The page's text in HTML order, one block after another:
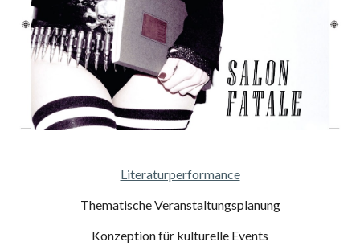
Literaturperformance
Thematische Veranstaltungsplanung
Konzeption für kulturelle Events